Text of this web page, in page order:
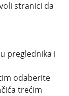
stranici da
preglednika i
odaberite
trećim